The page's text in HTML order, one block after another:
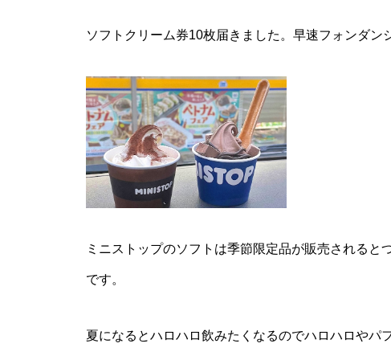
ソフトクリーム券10枚届きました。早速フォンダン
ミニストップのソフトは季節限定品が販売される
です。
夏になるとハロハロ飲みたくなるのでハロハロやパ